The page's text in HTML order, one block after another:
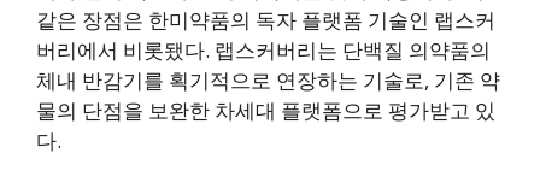
같은 장점은 한미약품의 독자 플랫폼 기술인 랩스커
버리에서 비롯됐다. 랩스커버리는 단백질 의약품의
체내 반감기를 획기적으로 연장하는 기술로, 기존 약
물의 단점을 보완한 차세대 플랫폼으로 평가받고 있
다.